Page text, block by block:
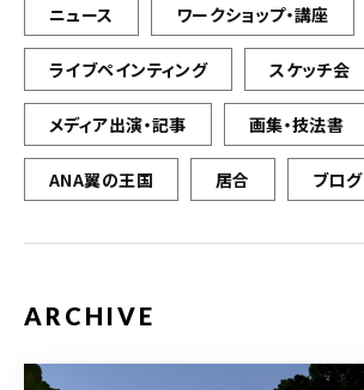
ニュース ワークショップ・講座
ライブペインティング スケッチ会
メディア出演・記事 画集・技法書
ANA翼の王国 居合 ブログ
ARCHIVE